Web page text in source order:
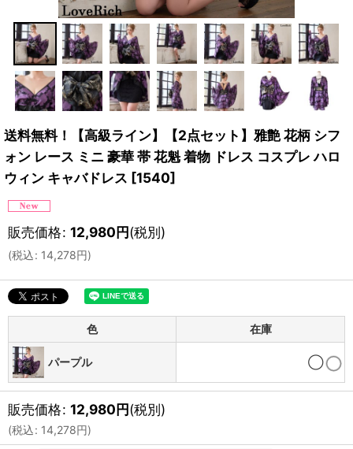
送料無料！【高級ライン】【2点セット】雅艶 花柄 シフ
ォン レース ミニ 豪華 帯 花魁 着物 ドレス コスプレ ハロ
ウィン キャバドレス [1540]
販売価格: 12,980円(税別)
(税込: 14,278円)
色 在庫
パープル ◯
販売価格: 12,980円(税別)
(税込: 14,278円)